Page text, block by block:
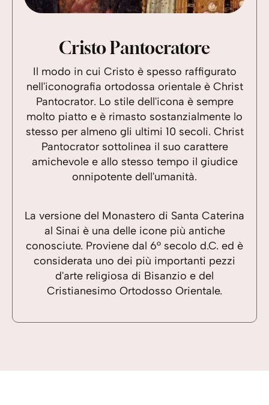
Cristo Pantocratore
Il modo in cui Cristo è spesso raffigurato
nell'iconografia ortodossa orientale è Christ
Pantocrator. Lo stile dell'icona è sempre
molto piatto e è rimasto sostanzialmente lo
stesso per almeno gli ultimi 10 secoli. Christ
Pantocrator sottolinea il suo carattere
amichevole e allo stesso tempo il giudice
onnipotente dell'umanità.
La versione del Monastero di Santa Caterina
al Sinai è una delle icone più antiche
conosciute. Proviene dal 6° secolo d.C. ed è
considerata uno dei più importanti pezzi
d'arte religiosa di Bisanzio e del
Cristianesimo Ortodosso Orientale.